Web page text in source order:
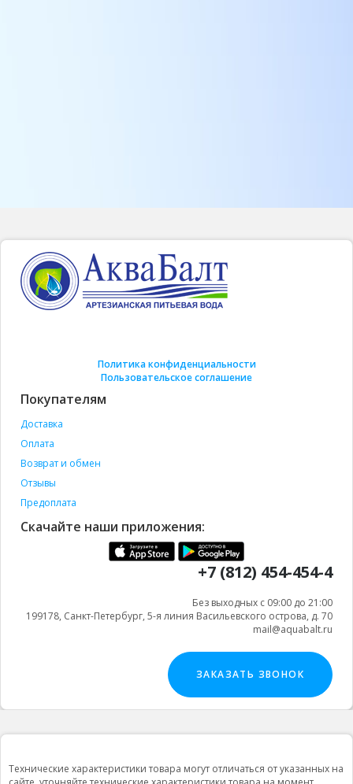
Политика конфиденциальности
Пользовательское соглашение
Покупателям
Доставка
Оплата
Возврат и обмен
Отзывы
Предоплата
Скачайте наши приложения:
+7 (812) 454-454-4
Без выходных с 09:00 до 21:00
199178, Санкт-Петербург, 5-я линия Васильевского острова, д. 70
mail@aquabalt.ru
ЗАКАЗАТЬ ЗВОНОК
Технические характеристики товара могут отличаться от указанных на